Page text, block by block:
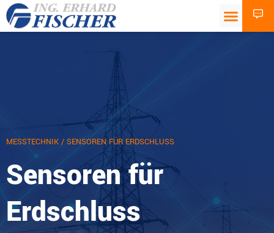
MESSTECHNIK / SENSOREN FÜR ERDSCHLUSS
Sensoren für
Erdschluss